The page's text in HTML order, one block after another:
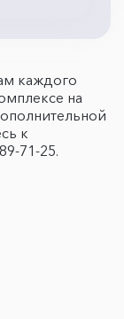
каждого
на
к
71-25.